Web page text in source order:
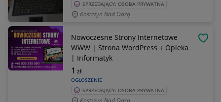
SPRZEDAJĄCY: OSOBA PRYWATNA
Kostrzyn Nad Odrą
Nowoczesne Strony Internetowe
WWW | Strona WordPress + Opieka
| Informatyk
OGŁOSZENIE
1 zł
SPRZEDAJĄCY: OSOBA PRYWATNA
Kostrzyn Nad Odrą